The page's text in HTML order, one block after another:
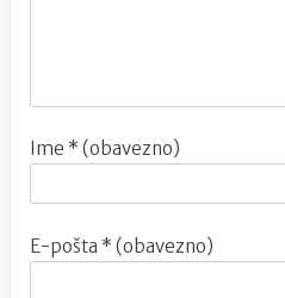
Ime * (obavezno)
E-pošta * (obavezno)